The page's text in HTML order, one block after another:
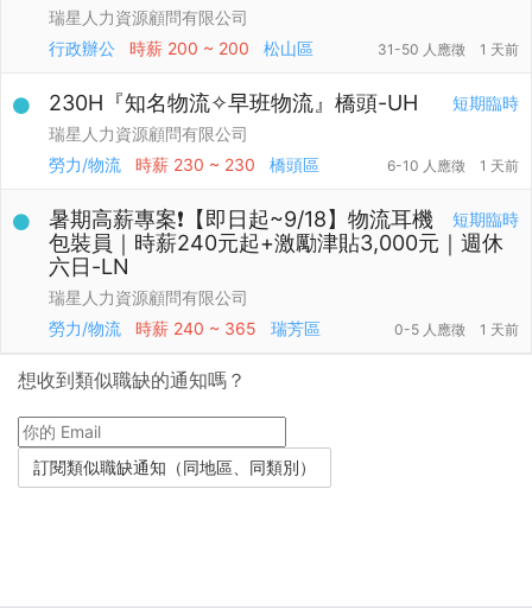
瑞星人力資源顧問有限公司
行政辦公
時薪 200 ~ 200 松山區 31-50 人應徵 1 天前
短期臨時
230H『知名物流✧早班物流』橋頭-UH
瑞星人力資源顧問有限公司
勞力/物流
時薪 230 ~ 230 橋頭區 6-10 人應徵 1 天前
短期臨時
暑期高薪專案❗【即日起~9/18】物流耳機
包裝員｜時薪240元起+激勵津貼3,000元｜週休
六日-LN
瑞星人力資源顧問有限公司
勞力/物流
時薪 240 ~ 365 瑞芳區 0-5 人應徵 1 天前
想收到類似職缺的通知嗎？